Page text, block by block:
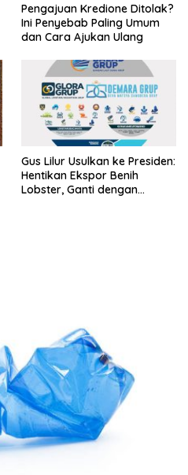
Pengajuan Kredione Ditolak?
Ini Penyebab Paling Umum
dan Cara Ajukan Ulang
Gus Lilur Usulkan ke Presiden:
Hentikan Ekspor Benih
Lobster, Ganti dengan